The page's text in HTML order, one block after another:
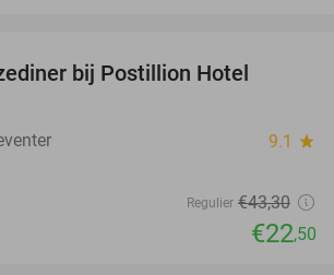
bij Postillion Hotel
9.1 star
Regulier €43,30
€22,50